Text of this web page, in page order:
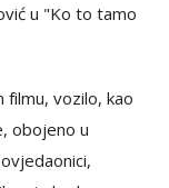
u "Ko to tamo
filmu, vozilo, kao
obojeno u